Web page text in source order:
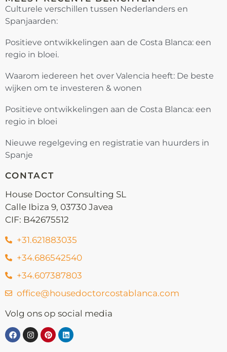
Culturele verschillen tussen Nederlanders en
Spanjaarden:
Positieve ontwikkelingen aan de Costa Blanca: een
regio in bloei.
Waarom iedereen het over Valencia heeft: De beste
wijken om te investeren & wonen
Positieve ontwikkelingen aan de Costa Blanca: een
regio in bloei
Nieuwe regelgeving en registratie van huurders in
Spanje
CONTACT
House Doctor Consulting SL
Calle Ibiza 9, 03730 Javea
CIF: B42675512
+31.621883035
+34.686542540
+34.607387803
office@housedoctorcostablanca.com
Volg ons op social media